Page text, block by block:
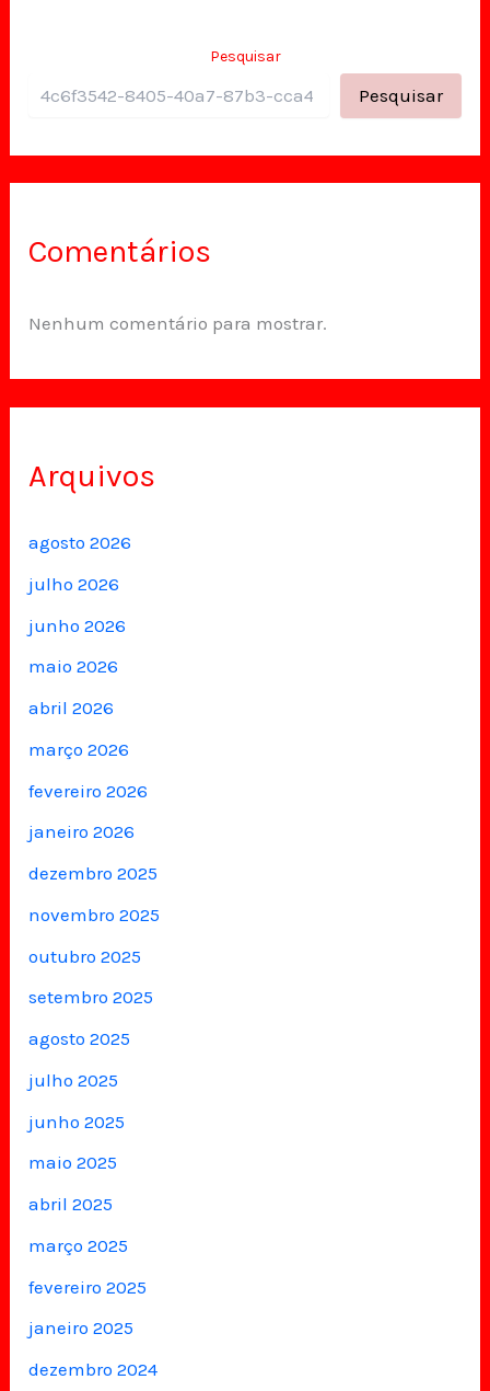
Pesquisar
Pesquisar
Comentários
Nenhum comentário para mostrar.
Arquivos
agosto 2026
julho 2026
junho 2026
maio 2026
abril 2026
março 2026
fevereiro 2026
janeiro 2026
dezembro 2025
novembro 2025
outubro 2025
setembro 2025
agosto 2025
julho 2025
junho 2025
maio 2025
abril 2025
março 2025
fevereiro 2025
janeiro 2025
dezembro 2024